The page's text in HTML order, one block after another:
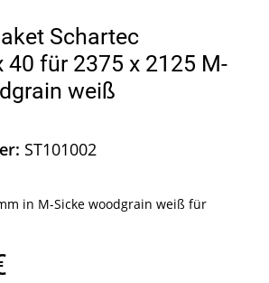
Schartec
40 für 2375 x 2125 M-
weiß
ST101002
in M-Sicke woodgrain weiß für